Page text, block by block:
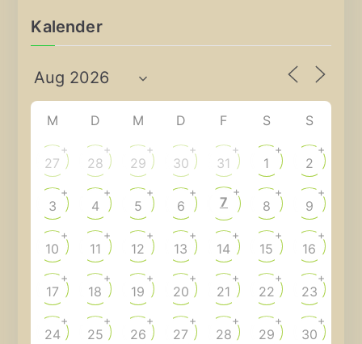
h
v
Kalender
M D M D F S S
27
+
28
+
29
+
30
+
31
+
1
+
2
+
3
+
4
+
5
+
6
+
7
+
8
+
9
+
10
+
11
+
12
+
13
+
14
+
15
+
16
+
17
+
18
+
19
+
20
+
21
+
22
+
23
+
24
+
25
+
26
+
27
+
28
+
29
+
30
+